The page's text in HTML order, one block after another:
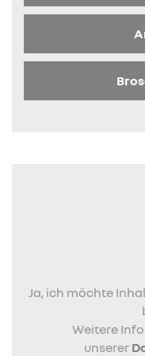
Ja, ich möchte
Weitere
unserer